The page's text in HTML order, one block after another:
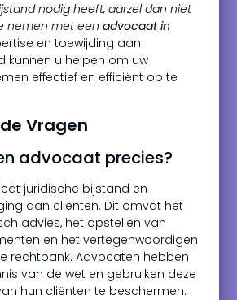
nodig heeft, aarzel dan niet
nemen met eenadvocaat in
en toewijding aan
kunnen u helpen om uw
effectief en efficiënt op te
Vragen
advocaat precies?
juridische bijstand en
aan cliënten. Dit omvat het
advies, het opstellen van
en het vertegenwoordigen
rechtbank. Advocaten hebben
van de wet en gebruiken deze
hun cliënten te beschermen.